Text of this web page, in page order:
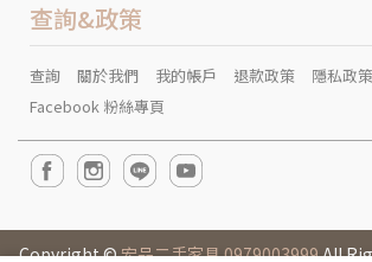
查詢&政策
查詢 關於我們 我的帳戶 退款政策
隱私政策
Facebook 粉絲專頁
Copyright ©宏品二手家具 0979003999All